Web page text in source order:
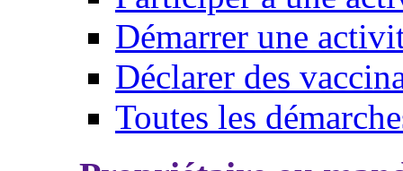
Démarrer une
Déclarer des
Toutes les